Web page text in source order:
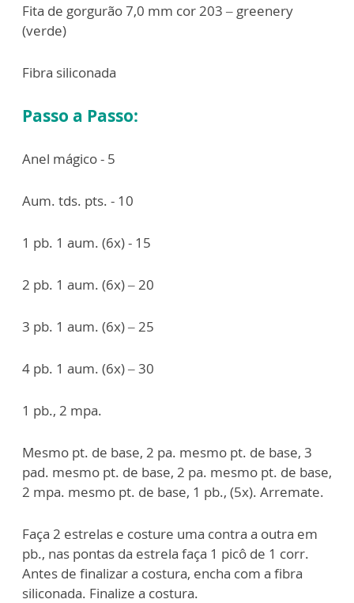
Fita de gorgurão 7,0 mm cor 203 – greenery
(verde)
Fibra siliconada
Passo a Passo:
Anel mágico - 5
Aum. tds. pts. - 10
1 pb. 1 aum. (6x) - 15
2 pb. 1 aum. (6x) – 20
3 pb. 1 aum. (6x) – 25
4 pb. 1 aum. (6x) – 30
1 pb., 2 mpa.
Mesmo pt. de base, 2 pa. mesmo pt. de base, 3
pad. mesmo pt. de base, 2 pa. mesmo pt. de base,
2 mpa. mesmo pt. de base, 1 pb., (5x). Arremate.
Faça 2 estrelas e costure uma contra a outra em
pb., nas pontas da estrela faça 1 picô de 1 corr.
Antes de finalizar a costura, encha com a fibra
siliconada. Finalize a costura.